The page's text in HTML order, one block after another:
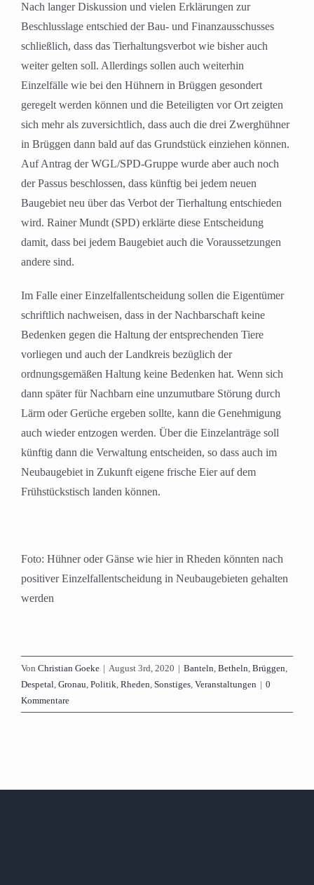
Nach langer Diskussion und vielen Erklärungen zur
Beschlusslage entschied der Bau- und Finanzausschusses
schließlich, dass das Tierhaltungsverbot wie bisher auch
weiter gelten soll. Allerdings sollen auch weiterhin
Einzelfälle wie bei den Hühnern in Brüggen gesondert
geregelt werden können und die Beteiligten vor Ort zeigten
sich mehr als zuversichtlich, dass auch die drei Zwerghühner
in Brüggen dann bald auf das Grundstück einziehen können.
Auf Antrag der WGL/SPD-Gruppe wurde aber auch noch
der Passus beschlossen, dass künftig bei jedem neuen
Baugebiet neu über das Verbot der Tierhaltung entschieden
wird. Rainer Mundt (SPD) erklärte diese Entscheidung
damit, dass bei jedem Baugebiet auch die Voraussetzungen
andere sind.
Im Falle einer Einzelfallentscheidung sollen die Eigentümer
schriftlich nachweisen, dass in der Nachbarschaft keine
Bedenken gegen die Haltung der entsprechenden Tiere
vorliegen und auch der Landkreis bezüglich der
ordnungsgemäßen Haltung keine Bedenken hat. Wenn sich
dann später für Nachbarn eine unzumutbare Störung durch
Lärm oder Gerüche ergeben sollte, kann die Genehmigung
auch wieder entzogen werden. Über die Einzelanträge soll
künftig dann die Verwaltung entscheiden, so dass auch im
Neubaugebiet in Zukunft eigene frische Eier auf dem
Frühstückstisch landen können.
Foto: Hühner oder Gänse wie hier in Rheden könnten nach
positiver Einzelfallentscheidung in Neubaugebieten gehalten
werden
Von Christian Goeke | August 3rd, 2020 | Banteln, Betheln, Brüggen,
Despetal, Gronau, Politik, Rheden, Sonstiges, Veranstaltungen | 0
Kommentare